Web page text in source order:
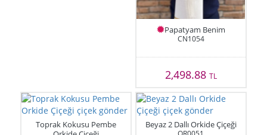
Papatyam Benim
CN1054
2,498.88 TL
Toprak Kokusu Pembe
Beyaz 2 Dallı Orkide Çiçeği